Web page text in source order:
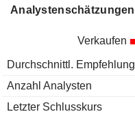
Analystenschätzungen
Verkaufen
Durchschnittl. Empfehlung
Anzahl Analysten
Letzter Schlusskurs